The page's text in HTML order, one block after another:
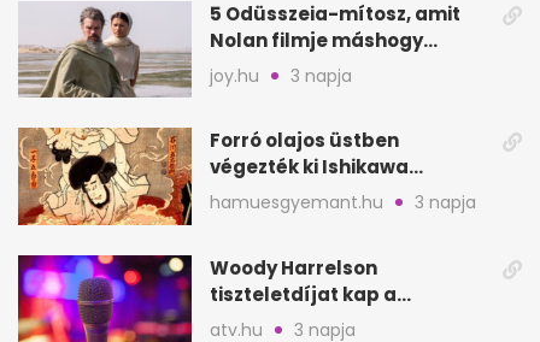
5 Odüsszeia-mítosz, amit
Nolan filmje máshogy
mutat, mint Homérosz
joy.hu 3 napja
Forró olajos üstben
végezték ki Ishikawa
Goemont, Japán Robin
Hoodját
hamuesgyemant.hu 3 napja
Woody Harrelson
tiszteletdíjat kap a
Szarajevói Filmfesztiválon
atv.hu 3 napja